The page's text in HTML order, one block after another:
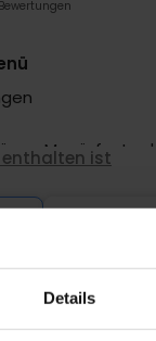
Details
Menü,
enthalten ist